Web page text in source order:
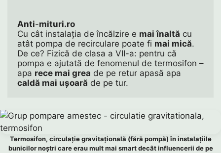
Anti-mituri.ro
Cu cât instalația de încălzire e mai înaltă cu
atât pompa de recirculare poate fi mai mică.
De ce? Fizică de clasa a VII-a: pentru că
pompa e ajutată de fenomenul de termosifon –
apa rece mai grea
caldă mai ușoară de pe tur.
Termosifon, circulație gravitațională (fără pompă) în instalațiile
bunicilor noștri care erau mult mai smart decât influencerii de pe